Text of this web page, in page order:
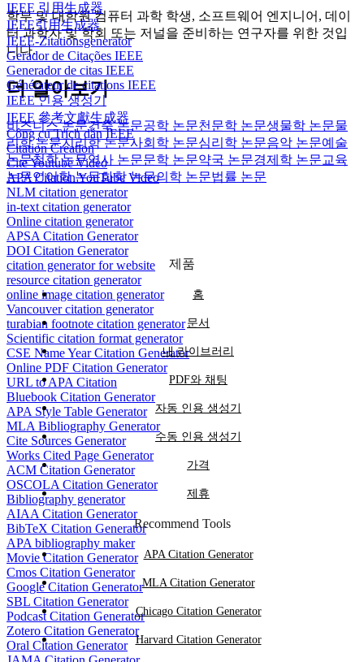
IEEE 引用生成器
IEEE引用生成器
IEEE-Zitationsgenerator
Gerador de Citações IEEE
Generador de citas IEEE
Générateur de citations IEEE
IEEE 인용 생성기
IEEE 參考文獻生成器
Công cụ Trích dẫn IEEE
Citation Creation
Cite Youtube Video
APA Citation YouTube Video
NLM citation generator
in-text citation generator
Online citation generator
APSA Citation Generator
DOI Citation Generator
citation generator for website
resource citation generator
online image citation generator
Vancouver citation generator
turabian footnote citation generator
Scientific citation format generator
CSE Name Year Citation Generator
Online PDF Citation Generator
URL to APA Citation
Bluebook Citation Generator
APA Style Table Generator
MLA Bibliography Generator
Cite Sources Generator
Works Cited Page Generator
ACM Citation Generator
OSCOLA Citation Generator
Bibliography generator
AIAA Citation Generator
BibTeX Citation Generator
APA bibliography maker
Movie Citation Generator
Cmos Citation Generator
Google Citation Generator
SBL Citation Generator
Podcast Citation Generator
Zotero Citation Generator
Oral Citation Generator
학부 및 대학원 컴퓨터 과학 학생, 소프트웨어 엔지니어, 데이
터 과학자 및 학회 또는 저널을 준비하는 연구자를 위한 것입
니다.
더 알아보기
비즈니스 논문건축 논문공학 논문천문학 논문생물학 논문물
리학 논문지리학 논문사회학 논문심리학 논문음악 논문예술
논문철학 논문역사 논문문학 논문약국 논문경제학 논문교육
논문언어학 논문화학 논문의학 논문법률 논문
제품
홈
문서
내 라이브러리
PDF와 채팅
자동 인용 생성기
수동 인용 생성기
가격
제휴
Recommend Tools
APA Citation Generator
MLA Citation Generator
Chicago Citation Generator
Harvard Citation Generator